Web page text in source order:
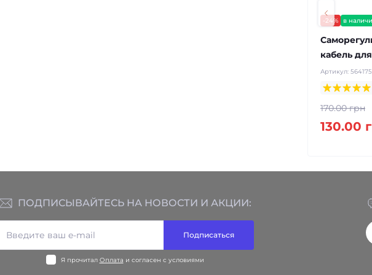
-24% в
кабель для
Артикул:564175
170.00 грн
130.00
ПОДПИСЫВАЙТЕСЬ НА НОВОСТИ И АКЦИИ:
Подписаться
Я прочитал Оплата и согласен с условиями